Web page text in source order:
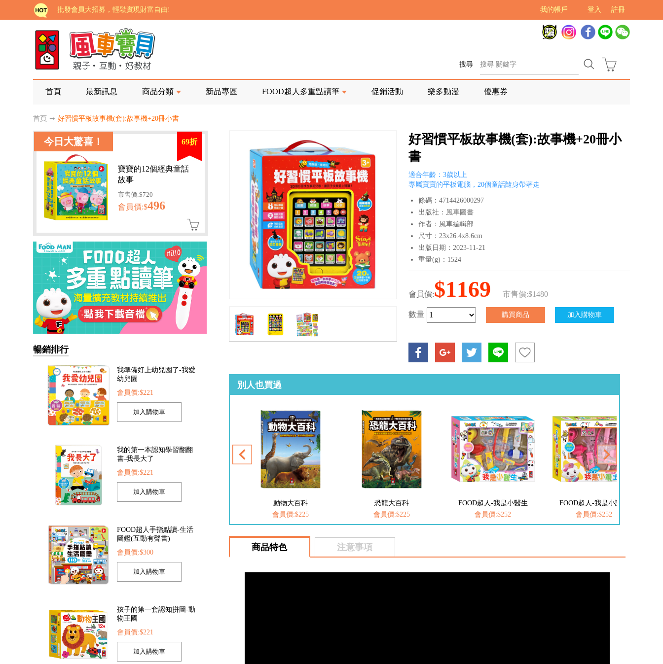
註冊
登入
我的帳戶
如需更改或重開發票 需在訂單成立三天內通知客服 寄回發票需附上回郵郵票
老師您好!!幼教會員火熱招募中~
海外購物免煩惱！點我查看『海外購物流程說明』
家長樂了!「風車書版集團暨FOOD超人企業總部」目前正興建中!
批發會員大招募，輕鬆實現財富自由!
海外購物免煩惱！點我查看『海外購物流程說明』
搜尋
首頁 最新訊息 商品分類 新品專區 FOOD超人多重點讀筆 促銷活動 樂多動漫 優惠券
首頁 ➙ 好習慣平板故事機(套):故事機+20冊小書
今日大驚喜！ 69折
寶寶的12個經典童話
故事
市售價:$720
會員價:$496
暢銷排行
我的第一本認知學習翻翻
書-我長大了
會員價:$221
FOOD超人手指點讀-生活
圖鑑(互動有聲書)
會員價:$300
孩子的第一套認知拼圖-動
物王國
會員價:$221
我準備好上幼兒園了-我愛
幼兒園
會員價:$221
好習慣平板故事機(套):故事機+20冊小
書
適合年齡：3歲以上
專屬寶寶的平板電腦，20個童話隨身帶著走
條碼：4714426000297
出版社：風車圖書
作者：風車編輯部
尺寸：23x26.4x8.6cm
出版日期：2023-11-21
重量(g)：1524
會員價:$1169 市售價:$1480
數量
別人也買過
FOOD超人繽紛泡泡槍
FOOD超人夢幻泡泡槍
動物大百科
會員價:$225
恐龍大百科
會員價:$225
FOOD超人-我是小醫生
會員價:$252
FOOD超人-我是小護士
會員價:$252
商品特色 注意事項